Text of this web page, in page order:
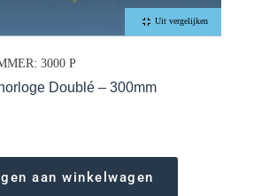
Uit vergelijken
3000 P
Doublé – 300mm
aan winkelwagen